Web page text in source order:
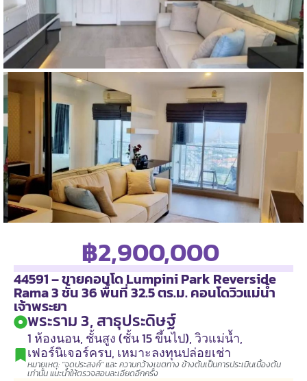
฿2,900,000
44591 – ขายคอนโด Lumpini Park Reverside
Rama 3 ชั้น 36 พื้นที่ 32.5 ตร.ม. คอนโดวิวแม่น้ำ
เจ้าพระยา
พระราม 3, สาธุประดิษฐ์
1 ห้องนอน, ชั้นสูง (ชั้น 15 ขึ้นไป),วิวแม่น้ำ,
เฟอร์นิเจอร์ครบ, เหมาะลงทุนปล่อยเช่า
หมายเหตุ: "จุดประสงค์" และ ความกว้างเขตทาง ข้างต้นเป็นการประเมินเบื้องต้น
เท่านั้น แนะนำให้ตรวจสอบละเอียดอีกครั้ง